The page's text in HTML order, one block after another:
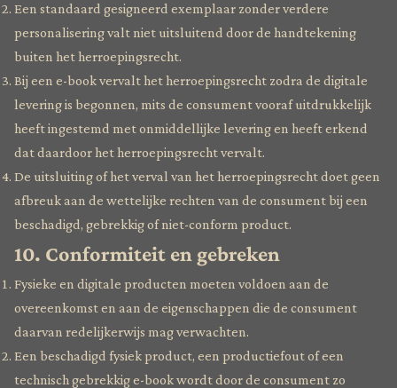
Een standaard gesigneerd exemplaar zonder verdere
personalisering valt niet uitsluitend door de handtekening
buiten het herroepingsrecht.
Bij een e-book vervalt het herroepingsrecht zodra de digitale
levering is begonnen, mits de consument vooraf uitdrukkelijk
heeft ingestemd met onmiddellijke levering en heeft erkend
dat daardoor het herroepingsrecht vervalt.
De uitsluiting of het verval van het herroepingsrecht doet geen
afbreuk aan de wettelijke rechten van de consument bij een
beschadigd, gebrekkig of niet-conform product.
10. Conformiteit en gebreken
Fysieke en digitale producten moeten voldoen aan de
overeenkomst en aan de eigenschappen die de consument
daarvan redelijkerwijs mag verwachten.
Een beschadigd fysiek product, een productiefout of een
technisch gebrekkig e-book wordt door de consument zo